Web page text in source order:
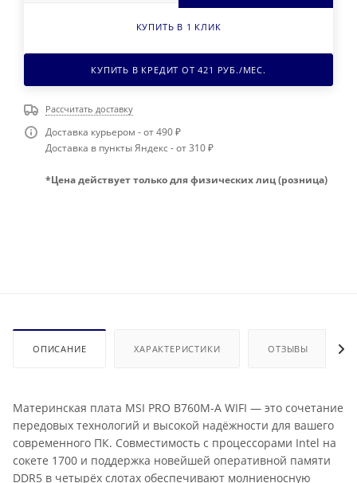
КУПИТЬ В 1 КЛИК
КУПИТЬ В КРЕДИТ ОТ421 РУБ./МЕС.
Рассчитать доставку
Доставка курьером - от 490 ₽
Доставка в пункты Яндекс - от 310 ₽
*Цена действует только для физических лиц (розница)
ОПИСАНИЕ ХАРАКТЕРИСТИКИ ОТЗЫВЫ
Материнская плата MSI PRO B760M-A WIFI — это сочетание
передовых технологий и высокой надёжности для вашего
современного ПК. Совместимость с процессорами Intel на
сокете 1700 и поддержка новейшей оперативной памяти
DDR5 в четырёх слотах обеспечивают молниеносную